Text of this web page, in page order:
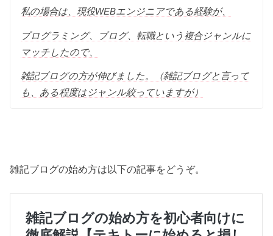
私の場合は、現役WEBエンジニアである経験が、
プログラミング、ブログ、転職という複合ジャンルに
マッチしたので、
雑記ブログの方が伸びました。（雑記ブログと言って
も、ある程度はジャンル絞っていますが）
雑記ブログの始め方は以下の記事をどうぞ。